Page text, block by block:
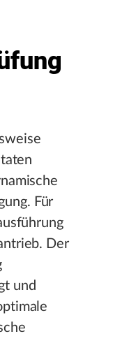
Für
Der
und